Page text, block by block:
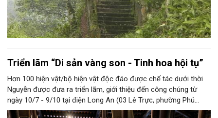
Triển lãm “Di sản vàng son - Tinh hoa hội tụ”
Hơn 100 hiện vật/bộ hiện vật độc đáo được chế tác dưới thời
Nguyễn được đưa ra triển lãm, giới thiệu đến công chúng từ
ngày 10/7 - 9/10 tại điện Long An (03 Lê Trực, phường Phú
Xuân, TP Huế).